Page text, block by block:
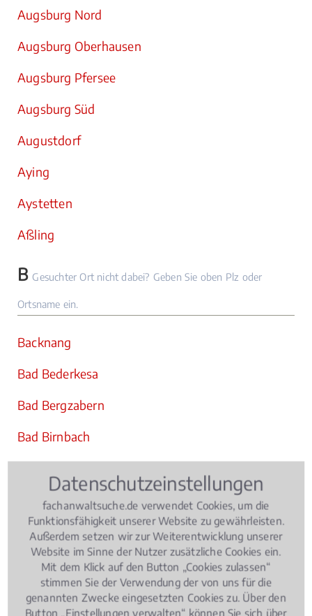
Augsburg Nord
Augsburg Oberhausen
Augsburg Pfersee
Augsburg Süd
Augustdorf
Aying
Aystetten
Aßling
B Gesuchter Ort nicht dabei? Geben Sie oben Plz oder
Ortsname ein.
Backnang
Bad Bederkesa
Bad Bergzabern
Bad Birnbach
Bad Bramstedt
Bad Breisig
Bad Brückenau
Bad Camberg
Datenschutzeinstellungen
fachanwaltsuche.de verwendet Cookies, um die
Funktionsfähigkeit unserer Website zu gewährleisten.
Außerdem setzen wir zur Weiterentwicklung unserer
Website im Sinne der Nutzer zusätzliche Cookies ein.
Mit dem Klick auf den Button „Cookies zulassen“
stimmen Sie der Verwendung der von uns für die
genannten Zwecke eingesetzten Cookies zu. Über den
Button „Einstellungen verwalten“ können Sie sich über